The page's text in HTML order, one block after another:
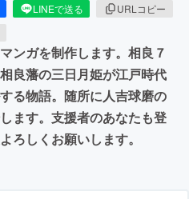
LINEで送る
URLコピー
ンガを制作します。相良７
良藩の三日月姫が江戸時代
る物語。随所に人吉球磨の
ます。支援者のあなたも登
ろしくお願いします。